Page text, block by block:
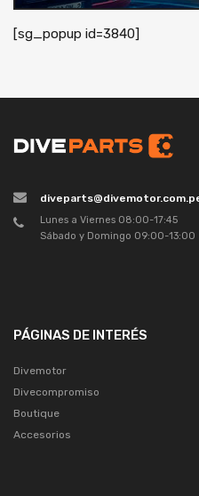
[sg_popup id=3840]
Lunes a Viernes 08:00-17:45
Sábado y Domingo 09:00-13:00
PÁGINAS DE INTERÉS
Divemotor
Divecompromiso
Boutique
Accesorios